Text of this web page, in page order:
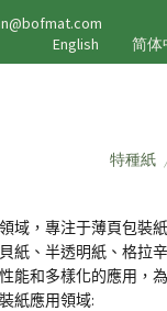
English
简体
特種紙
域，專注于薄頁包裝
紙、半透明紙、格拉
能和多樣化的應用，
紙應用領域: